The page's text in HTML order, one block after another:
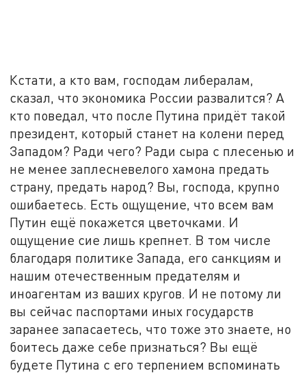
Кстати, а кто вам, господам либералам,
сказал, что экономика России развалится? А
кто поведал, что после Путина придёт такой
президент, который станет на колени перед
Западом? Ради чего? Ради сыра с плесенью и
не менее заплесневелого хамона предать
страну, предать народ? Вы, господа, крупно
ошибаетесь. Есть ощущение, что всем вам
Путин ещё покажется цветочками. И
ощущение сие лишь крепнет. В том числе
благодаря политике Запада, его санкциям и
нашим отечественным предателям и
иноагентам из ваших кругов. И не потому ли
вы сейчас паспортами иных государств
заранее запасаетесь, что тоже это знаете, но
боитесь даже себе признаться? Вы ещё
будете Путина с его терпением вспоминать